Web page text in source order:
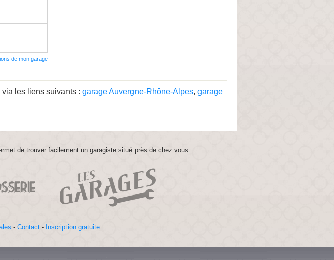
de mon garage
les liens suivants : garage Auvergne-Rhône-Alpes, garage
de trouver facilement un garagiste situé près de chez vous.
- Contact - Inscription gratuite